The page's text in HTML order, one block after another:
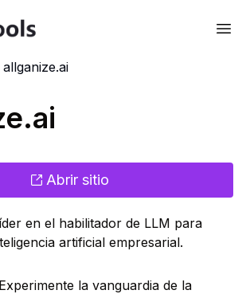
allganize.ai
Abrir sitio
en el habilitador de LLM para
artificial empresarial.
Experimente la vanguardia de la